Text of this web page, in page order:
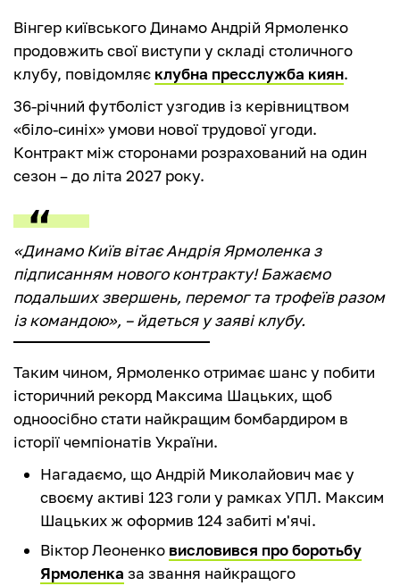
Вінгер київського Динамо Андрій Ярмоленко
продовжить свої виступи у складі столичного
клубу, повідомляє клубна пресслужба киян.
36-річний футболіст узгодив із керівництвом
«біло-синіх» умови нової трудової угоди.
Контракт між сторонами розрахований на один
сезон – до літа 2027 року.
«Динамо Київ вітає Андрія Ярмоленка з
підписанням нового контракту! Бажаємо
подальших звершень, перемог та трофеїв разом
із командою», – йдеться у заяві клубу.
Таким чином, Ярмоленко отримає шанс у побити
історичний рекорд Максима Шацьких, щоб
одноосібно стати найкращим бомбардиром в
історії чемпіонатів України.
Нагадаємо, що Андрій Миколайович має у
своєму активі 123 голи у рамках УПЛ. Максим
Шацьких ж оформив 124 забиті м'ячі.
Віктор Леоненко висловився про боротьбу
Ярмоленка за звання найкращого